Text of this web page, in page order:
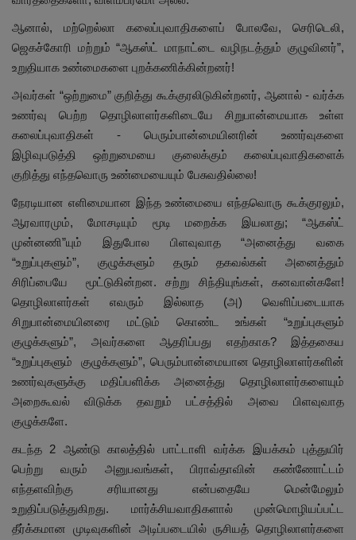
ஆனால், மற்றெல்லா கலைப்புவாதிகளைப் போலவே, செரிடெலி,
ஜெகச்கோரி மற்றும் “ஆகஸ்ட் மாநாட்டை வழிநடத்தும் குழுவினர்”,
உறுதியாக உண்மைகளை புறக்கணிக்கின்றனர்!
அவர்கள் “ஒற்றுமை” குறித்து கூக்குரலிடுகின்றனர், ஆனால் - வர்க்க
உணர்வு பெற்ற தொழிலாளர்களிடையே சிறுபான்மையாக உள்ள
கலைப்புவாதிகள் - பெரும்பான்மையினரின் உணர்வுகளை
இழிவுபடுத்தி ஒற்றுமையை குலைக்கும் கலைப்புவாதிகளைக்
குறித்து எந்தவொரு உண்மையையும் பேசுவதில்லை!
நேரடியான எளிமையான இந்த உண்மையை எந்தவொரு கூக்குரலும்,
ஆரவாரமும், மோசடியும் மூடி மறைக்க இயலாது; “ஆகஸ்ட்
முன்னணி”யும் இதுபோல பிளவுவாத “அனைத்து வகை
“உறுப்புகளும்”, குழுக்களும் தரும் தகவல்கள் அனைத்தும்
சிரிப்பையே மூட்டுகின்றன. சற்று சிந்தியுங்கள், கனவான்களே!
தொழிலாளர்கள் எவரும் இல்லாத (அ) வெளிப்படையாக
சிறுபான்மையினரை மட்டும் கொண்ட உங்கள் “உறுப்புகளும்
குழுக்களும்”, அவர்களை ஆதரிப்பது எதற்காக? இத்தகைய
“உறுப்புகளும் குழுக்களும்”, பெரும்பான்மையான தொழிலாளர்களின்
உணர்வுகளுக்கு மதிப்பளிக்க அனைத்து தொழிலாளர்களையும்
அறைகூவல் விடுக்க தவறும் பட்சத்தில் அவை பிளவுவாத
குழுக்களே.
கடந்த 2 ஆண்டு காலத்தில் பாட்டாளி வர்க்க இயக்கம் புத்துயிர்
பெற்று வரும் அனுபவங்கள், பிராவ்தாவின் கண்ணோட்டம்
எந்தளவிற்கு சரியானது என்பதையே மென்மேலும்
உறுதிப்படுத்துகிறது. மார்க்சியவாதிகளால் முன்மொழியப்பட்ட
தீர்க்கமான முடிவுகளின் அடிப்படையில் ருசியத் தொழிலாளர்களை